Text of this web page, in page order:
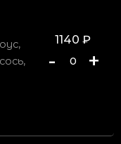
1140 ₽
- 0 +